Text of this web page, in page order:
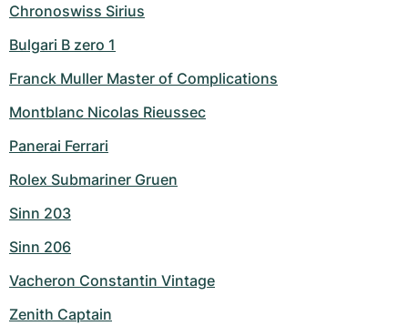
Chronoswiss Sirius
Bulgari B zero 1
Franck Muller Master of Complications
Montblanc Nicolas Rieussec
Panerai Ferrari
Rolex Submariner Gruen
Sinn 203
Sinn 206
Vacheron Constantin Vintage
Zenith Captain